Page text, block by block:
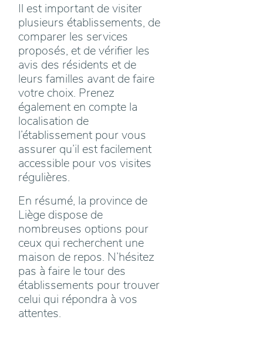
Il est important de visiter
plusieurs établissements, de
comparer les services
proposés, et de vérifier les
avis des résidents et de
leurs familles avant de faire
votre choix. Prenez
également en compte la
localisation de
l’établissement pour vous
assurer qu’il est facilement
accessible pour vos visites
régulières.
En résumé, la province de
Liège dispose de
nombreuses options pour
ceux qui recherchent une
maison de repos. N’hésitez
pas à faire le tour des
établissements pour trouver
celui qui répondra à vos
attentes.